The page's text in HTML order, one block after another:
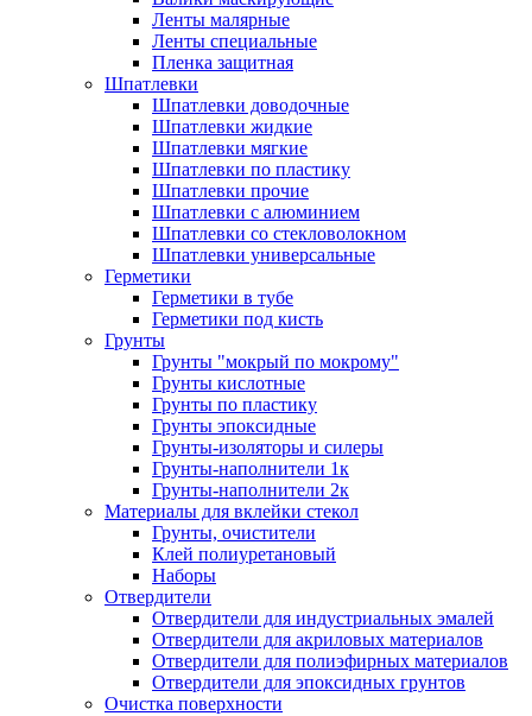
Ленты малярные
Ленты специальные
Пленка защитная
Шпатлевки
Шпатлевки доводочные
Шпатлевки жидкие
Шпатлевки мягкие
Шпатлевки по пластику
Шпатлевки прочие
Шпатлевки с алюминием
Шпатлевки со стекловолокном
Шпатлевки универсальные
Герметики
Герметики в тубе
Герметики под кисть
Грунты
Грунты "мокрый по мокрому"
Грунты кислотные
Грунты по пластику
Грунты эпоксидные
Грунты-изоляторы и силеры
Грунты-наполнители 1к
Грунты-наполнители 2к
Материалы для вклейки стекол
Грунты, очистители
Клей полиуретановый
Наборы
Отвердители
Отвердители для индустриальных эмалей
Отвердители для акриловых материалов
Отвердители для полиэфирных материалов
Отвердители для эпоксидных грунтов
Очистка поверхности